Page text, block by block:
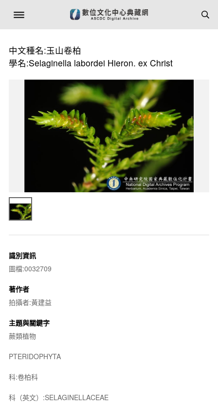
中文種名:玉山卷柏
學名:Selaginella labordei Hieron. ex Christ
識別資訊
圖檔:0032709
著作者
拍攝者:黃建益
主題與關鍵字
蕨類植物
PTERIDOPHYTA
科:卷柏科
科（英文）:SELAGINELLACEAE